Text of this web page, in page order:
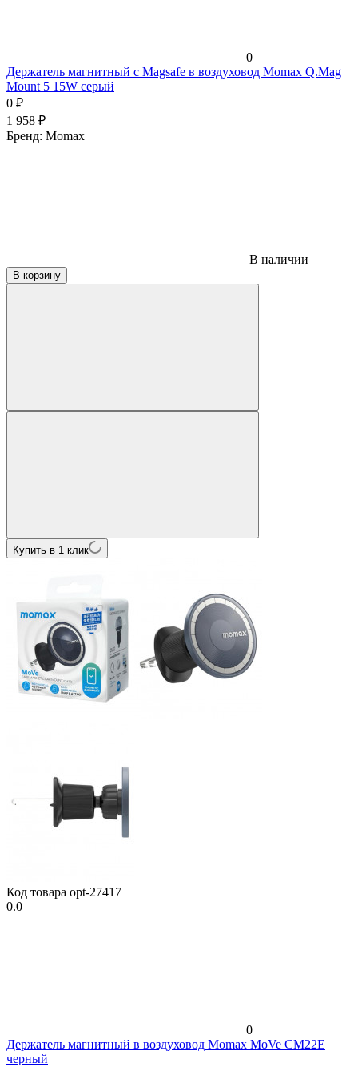
0
Держатель магнитный c Magsafe в воздуховод Momax Q.Mag
Mount 5 15W серый
0 ₽
1 958 ₽
Бренд: Momax
В наличии
В корзину
Купить в 1 клик
Код товара opt-27417
0.0
0
Держатель магнитный в воздуховод Momax MoVe CM22E
черный